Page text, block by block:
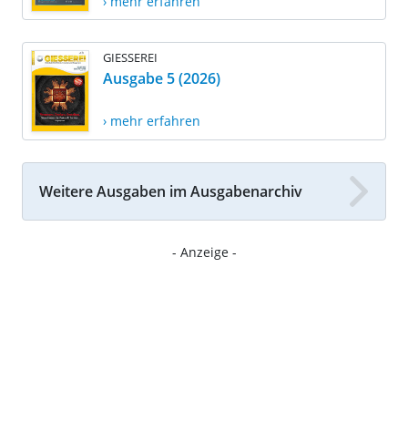
GIESSEREI
Ausgabe 5 (2026)
› mehr erfahren
Weitere Ausgaben im Ausgabenarchiv
- Anzeige -